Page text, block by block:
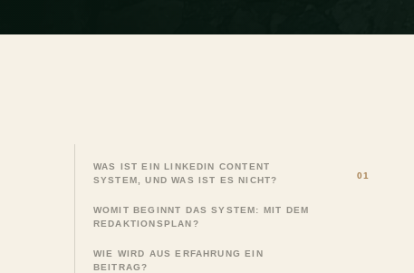
WAS IST EIN LINKEDIN CONTENT
SYSTEM, UND WAS IST ES NICHT?
WOMIT BEGINNT DAS SYSTEM: MIT DEM
REDAKTIONSPLAN?
WIE WIRD AUS ERFAHRUNG EIN
BEITRAG?